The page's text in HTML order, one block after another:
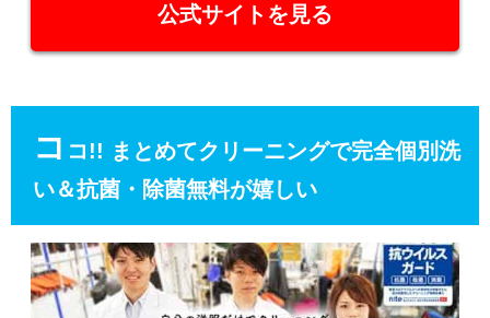
公式サイトを見る
コ コ!! まとめてクリーニングで完全個別洗
い＆抗菌・除菌無料が嬉しい